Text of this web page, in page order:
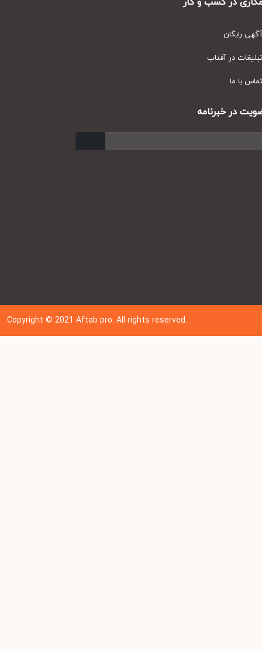
رایگان
در آفتاب
با ما
در خبرنامه
Copyright © 202 1Aftab pro. All rights reserved.